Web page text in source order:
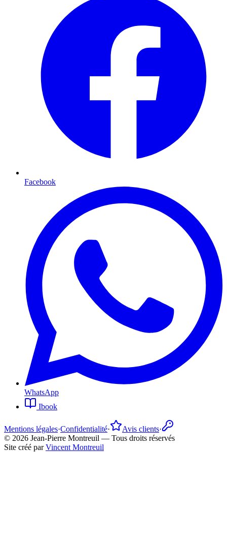
Facebook
WhatsApp
Ibook
Mentions légales·Confidentialité· Avis clients·
© 2026 Jean-Pierre Montreuil — Tous droits réservés
Site créé par Vincent Montreuil